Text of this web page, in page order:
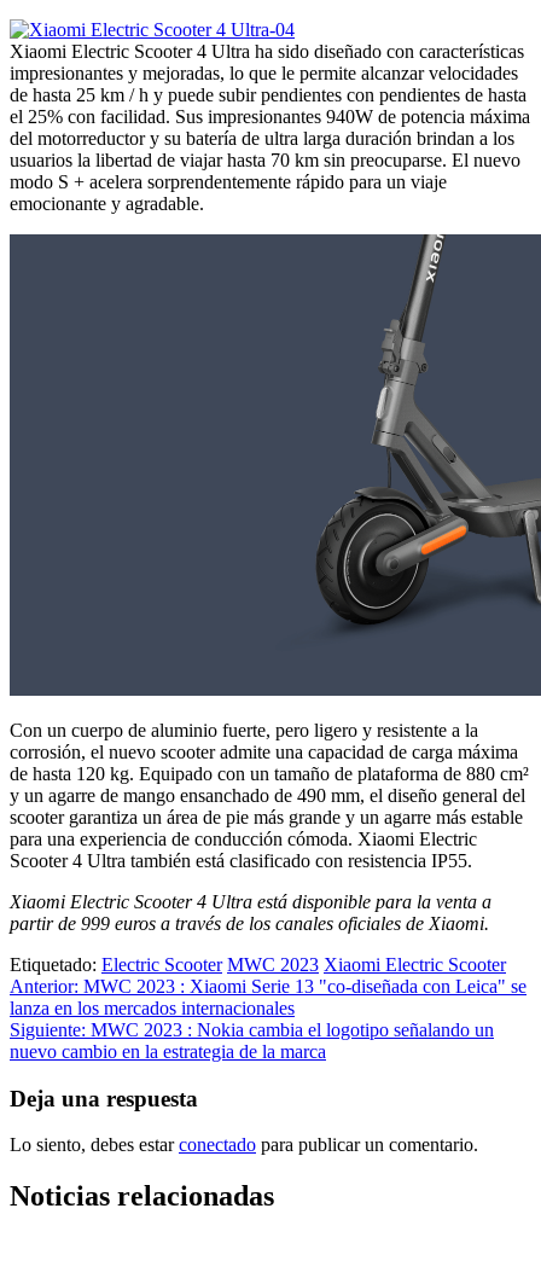
Xiaomi Electric Scooter 4 Ultra ha sido diseñado con características
impresionantes y mejoradas, lo que le permite alcanzar velocidades
de hasta 25 km / h y puede subir pendientes con pendientes de hasta
el 25% con facilidad. Sus impresionantes 940W de potencia máxima
del motorreductor y su batería de ultra larga duración brindan a los
usuarios la libertad de viajar hasta 70 km sin preocuparse. El nuevo
modo S + acelera sorprendentemente rápido para un viaje
emocionante y agradable.
Con un cuerpo de aluminio fuerte, pero ligero y resistente a la
corrosión, el nuevo scooter admite una capacidad de carga máxima
de hasta 120 kg. Equipado con un tamaño de plataforma de 880 cm²
y un agarre de mango ensanchado de 490 mm, el diseño general del
scooter garantiza un área de pie más grande y un agarre más estable
para una experiencia de conducción cómoda. Xiaomi Electric
Scooter 4 Ultra también está clasificado con resistencia IP55.
Xiaomi Electric Scooter 4 Ultra está disponible para la venta a
partir de 999 euros a través de los canales oficiales de Xiaomi.
Etiquetado: Electric Scooter MWC 2023 Xiaomi Electric Scooter
Navegación
de
entradas
Anterior: MWC 2023 : Xiaomi Serie 13 "co-diseñada con Leica" se
lanza en los mercados internacionales
Siguiente: MWC 2023 : Nokia cambia el logotipo señalando un
nuevo cambio en la estrategia de la marca
Deja una respuesta
Lo siento, debes estarconectado para publicar un comentario.
Noticias relacionadas